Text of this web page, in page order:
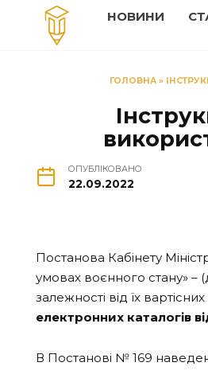
Перейти
НОВИНИ
ГОЛОВНА»
ОПУБЛІКОВАНО
22.09.2022
Постанова Кабінету
умовах воєнного стану» –
залежності від їх
електронних каталогів
В Постанові № 169